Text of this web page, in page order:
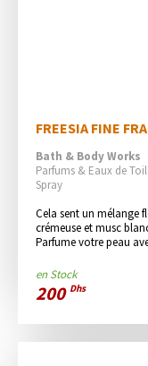
FREESIA FINE
Bath & Body Works
Parfums & Eaux de
Spray
Cela sent un mélange
crémeuse et musc
Parfume votre peau
en Stock
200 Dhs